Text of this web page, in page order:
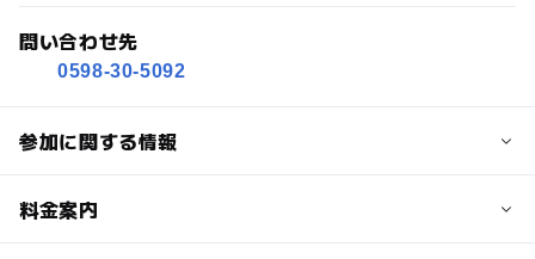
問い合わせ先
0598-30-5092
参加に関する情報
定員
料金案内